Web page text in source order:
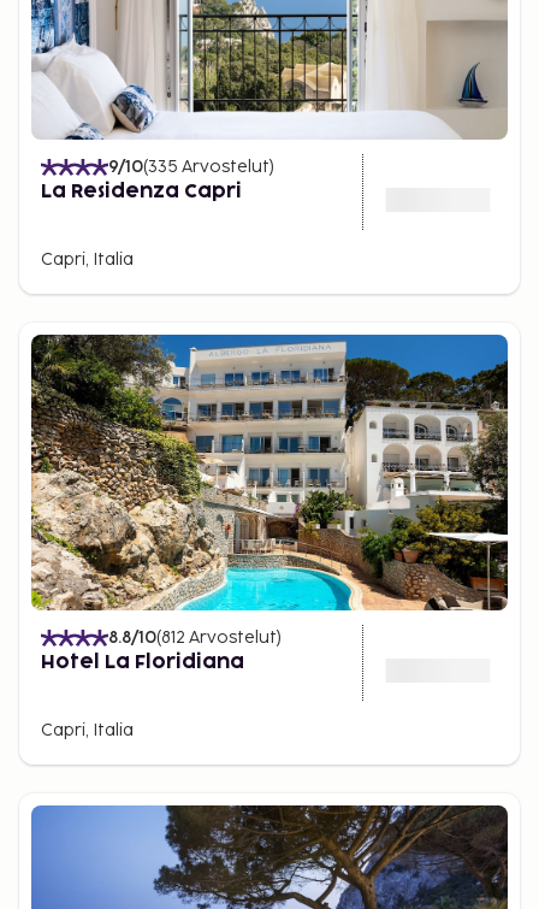
9/10(335 Arvostelut)
La Residenza Capri
Capri, Italia
8.8/10(812 Arvostelut)
Hotel La Floridiana
Capri, Italia